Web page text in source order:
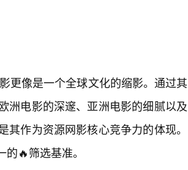
更像是一个全球文化的缩影。通过其
洲电影的深邃、亚洲电影的细腻以及
作为资源网影核心竞争力的体现。
🔥筛选基准。